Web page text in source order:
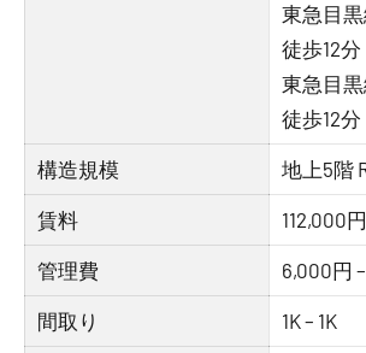
東急目黒
徒歩12分
東急目黒
徒歩12分
構造規模 地上5階
賃料 112,000
管理費 6,000円
間取り 1K – 1K